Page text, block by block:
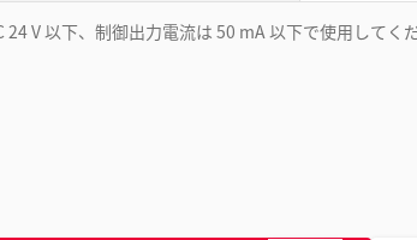
V 以下、制御出力電流は 50 mA 以下で使用してくだ